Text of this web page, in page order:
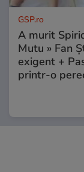
GSP.ro
A murit
Mutu » Fan
exigent +
printr-o